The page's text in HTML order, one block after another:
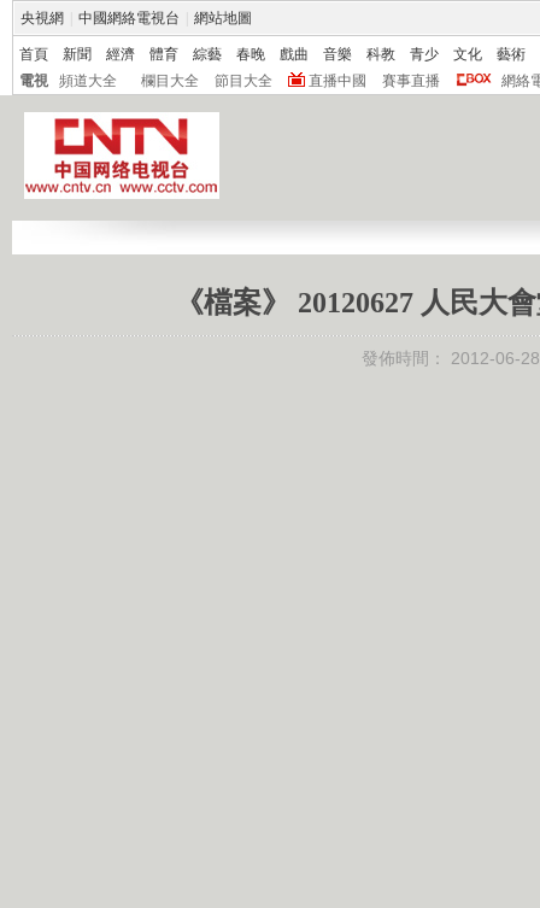
央視網 中國網絡電視台 網站地圖
首頁 新聞 經濟 體育 綜藝 春晚 戲曲 音樂 科教 青少 文化
藝術
電視
頻道大全 欄目大全 節目大全 直播中國 賽事直播 網絡
《檔案》 20120627 人民大
發佈時間： 2012-06-